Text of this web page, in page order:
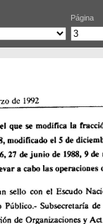
Página